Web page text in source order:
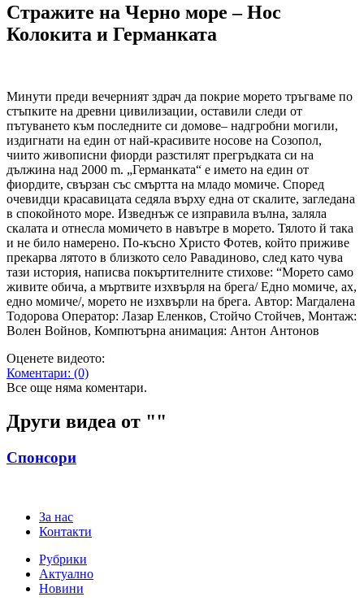
Стражите на Черно море – Нос
Колокита и Германката
Минути преди вечерният здрач да покрие морето тръгваме по
стъпките на древни цивилизации, оставили следи от
пътуването към последните си домове– надгробни могили,
издигнати на един от най-красивите носове на Созопол,
чиито живописни фиорди разстилят прегръдката си на
дължина над 2000 m. „Германката“ е името на един от
фиордите, свързан със смъртта на младо момиче. Според
очевидци красавицата седяла върху една от скалите, загледана
в спокойното море. Изведнъж се изправила вълна, заляла
скалата и отнесла момичето в навътре в морето. Тялото й така
и не било намерено. По-късно Христо Фотев, който приживе
прекарва лятото в близкото село Равадиново, след като чува
тази история, написва покъртителните стихове: “Морето само
живите обича, а мъртвите изхвърля на брега/ Едно момиче, ах,
едно момиче/, морето не изхвърли на брега. Автор: Магдалена
Тодорова Оператор: Лазар Еленков, Стойчо Стойчев, Монтаж:
Волен Войнов, Компютърна анимация: Антон Антонов
Оценете видеото:
Коментари: (0)
Все още няма коментари.
Други видеа от ""
Спонсори
За нас
Контакти
Рубрики
Актуално
Новини